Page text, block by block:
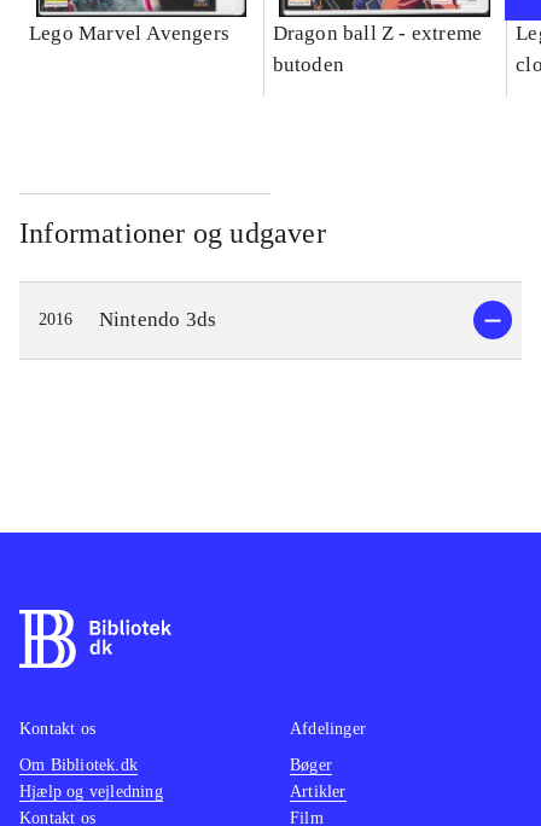
Lego Marvel Avengers
Dragon ball Z - extreme
butoden
Informationer og udgaver
2016 Nintendo 3ds
Kontakt os
Om Bibliotek.dk
Hjælp og vejledning
Kontakt os
Afdelinger
Bøger
Artikler
Film